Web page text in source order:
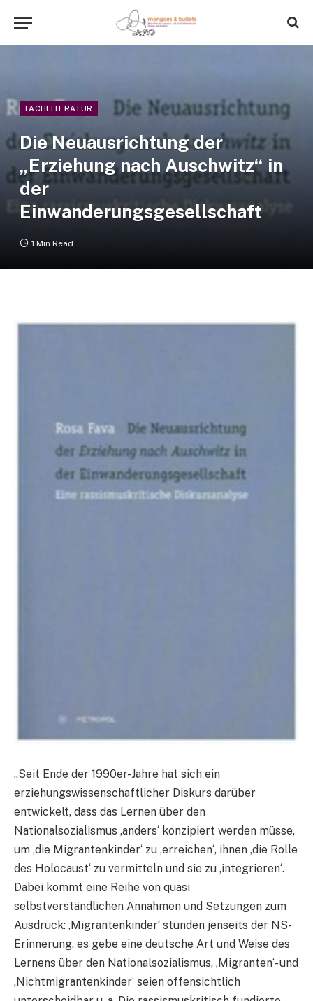
FACHLITERATUR
Die Neuausrichtung der
„Erziehung nach Auschwitz“ in
der
Einwanderungsgesellschaft
1 Min Read
„Seit Ende der 1990er-Jahre hat sich ein
erziehungswissenschaftlicher Diskurs darüber
entwickelt, dass das Lernen über den
Nationalsozialismus ‚anders‘ konzipiert werden müsse,
um ‚die Migrantenkinder‘ zu ‚erreichen‘, ihnen ‚die Rolle
des Holocaust‘ zu vermitteln und sie zu ‚integrieren‘.
Dabei kommt eine Reihe von quasi
selbstverständlichen Annahmen und Setzungen zum
Ausdruck: ‚Migrantenkinder‘ stünden jenseits der NS-
Erinnerung, es gebe eine deutsche Art und Weise des
Lernens über den Nationalsozialismus, ‚Migranten‘- und
‚Nichtmigrantenkinder‘ seien offensichtlich